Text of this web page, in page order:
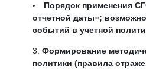
Порядок применения
отчетной даты»;
событий в учетной
Формирование
политики (правила